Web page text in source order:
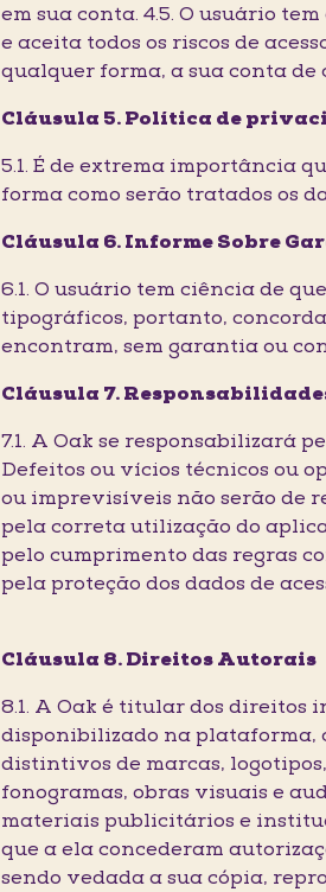
em sua conta. 4.5. O usuário
e aceita todos os riscos de
qualquer forma, a sua conta de
Cláusula 5. Política de
5.1. É de extrema importância
forma como serão tratados os
Cláusula 6. Informe Sobre
6.1. O usuário tem ciência de
tipográficos, portanto, concorda
encontram, sem garantia ou
Cláusula 7.
7.1. A Oak se responsabilizará
Defeitos ou vícios técnicos ou
ou imprevisíveis não serão de
pela correta utilização do
pelo cumprimento das regras
pela proteção dos dados de
Cláusula 8. Direitos Autorais
8.1. A Oak é titular dos direitos
disponibilizado na plataforma,
distintivos de marcas,
fonogramas, obras visuais e
materiais publicitários e
que a ela concederam
sendo vedada a sua cópia,